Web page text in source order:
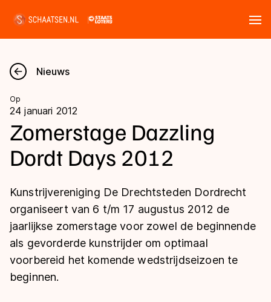
Nieuws
Kalender
Disciplines
Langebaan
Shorttrack
Inlineskaten
Kunstschaatsen
Uitslagen
Langebaan
Shorttrack
Marathon
Tijden & historie
Ranglijsten Langebaan
Persoonlijke records & tijden
De weg op
Nieuws
Op
24 januari 2012
Zomerstage Dazzling
Dordt Days 2012
Kunstrijvereniging De Drechtsteden Dordrecht
organiseert van 6 t/m 17 augustus 2012 de
jaarlijkse zomerstage voor zowel de beginnende
als gevorderde kunstrijder om optimaal
voorbereid het komende wedstrijdseizoen te
beginnen.